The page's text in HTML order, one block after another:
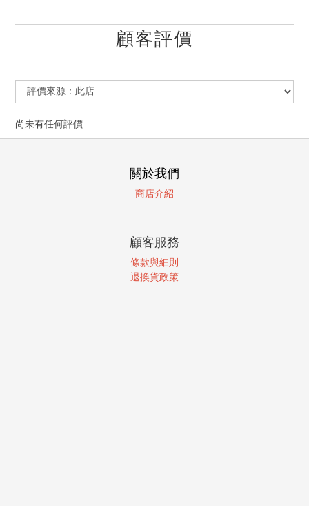
顧客評價
尚未有任何評價
關於我們
商店介紹
顧客服務
條款與細則
退換貨政策